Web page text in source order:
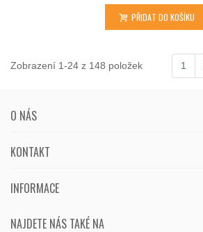
PŘIDAT DO KOŠÍKU
Zobrazení 1-24 z 148 položek 1
O NÁS
KONTAKT
NAJDETE NÁS TAKÉ NA
INFORMACE